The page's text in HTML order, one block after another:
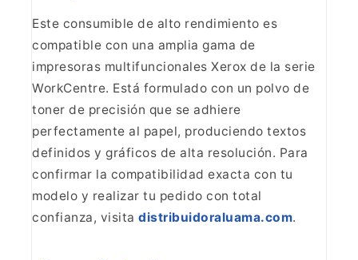
Este consumible de alto rendimiento es
compatible con una amplia gama de
impresoras multifuncionales Xerox de la serie
WorkCentre. Está formulado con un polvo de
toner de precisión que se adhiere
perfectamente al papel, produciendo textos
definidos y gráficos de alta resolución. Para
confirmar la compatibilidad exacta con tu
modelo y realizar tu pedido con total
confianza, visita distribuidoraluama.com.